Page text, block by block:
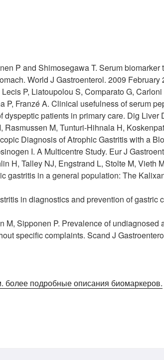
P and Shimosegawa T. Serum
World J Gastroenterol. 2009 February
P, Liatoupolou S, Comparato G,
P, Franzé A. Clinical usefulness of serum
patients in primary care. Dig Liver
M, Tunturi-Hihnala H,
Diagnosis of Atrophic Gastritis with a
I. A Multicentre Study. Eur J
H, Talley NJ, Engstrand L, Stolte M, Vieth
gastritis in a general population: The
in diagnostics and prevention of
M, Sipponen P. Prevalence of
specific complaints. Scand J
подробные описания биомаркеров.